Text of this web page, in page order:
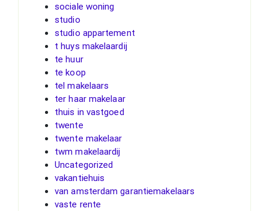
sociale woning
studio
studio appartement
t huys makelaardij
te huur
te koop
tel makelaars
ter haar makelaar
thuis in vastgoed
twente
twente makelaar
twm makelaardij
Uncategorized
vakantiehuis
van amsterdam garantiemakelaars
vaste rente